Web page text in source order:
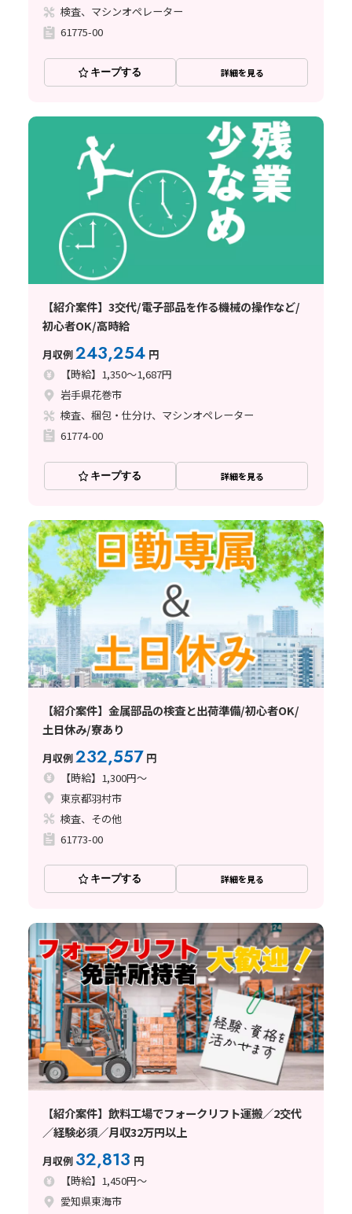
検査、マシンオペレーター
61775-00
キープする 詳細を見る
【紹介案件】3交代/電子部品を作る機械の操作など/
初心者OK/高時給
月収例243,254 円
【時給】1,350～1,687円
岩手県花巻市
検査、梱包・仕分け、マシンオペレーター
61774-00
キープする 詳細を見る
【紹介案件】金属部品の検査と出荷準備/初心者OK/
土日休み/寮あり
月収例232,557 円
【時給】1,300円～
東京都羽村市
検査、その他
61773-00
キープする 詳細を見る
【紹介案件】飲料工場でフォークリフト運搬／2交代
／経験必須／月収32万円以上
月収例 32,813 円
【時給】1,450円～
愛知県東海市